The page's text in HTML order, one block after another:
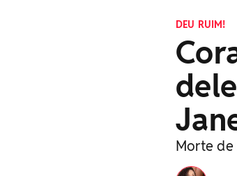
DEU RUIM!
Morte